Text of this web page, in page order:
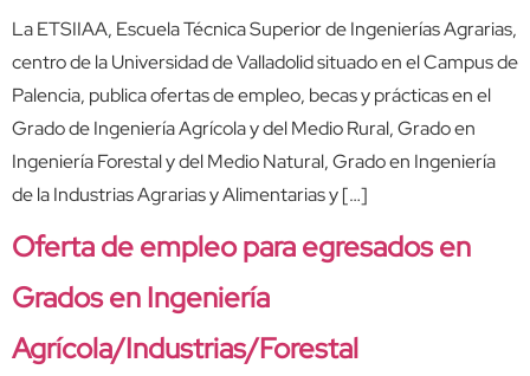
La ETSIIAA, Escuela Técnica Superior de Ingenierías Agrarias,
centro de la Universidad de Valladolid situado en el Campus de
Palencia, publica ofertas de empleo, becas y prácticas en el
Grado de Ingeniería Agrícola y del Medio Rural, Grado en
Ingeniería Forestal y del Medio Natural, Grado en Ingeniería
de la Industrias Agrarias y Alimentarias y […]
Oferta de empleo para egresados en
Grados en Ingeniería
Agrícola/Industrias/Forestal